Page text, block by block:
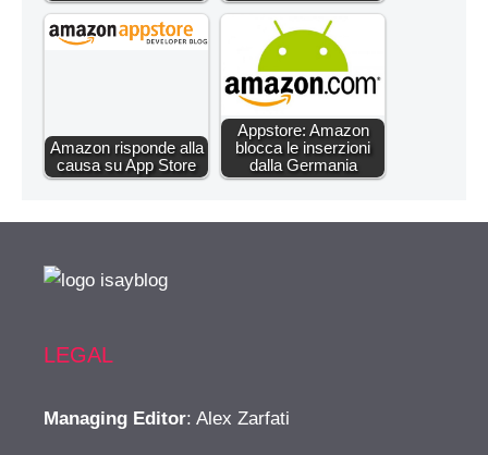
Amazon risponde alla
causa su App Store
Appstore: Amazon
blocca le inserzioni
dalla Germania
LEGAL
Managing Editor: Alex Zarfati